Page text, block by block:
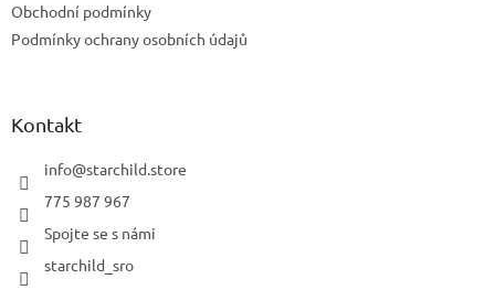
Obchodní podmínky
Podmínky ochrany osobních údajů
Kontakt
info@starchild.store
775 987 967
Spojte se s námi
starchild_sro